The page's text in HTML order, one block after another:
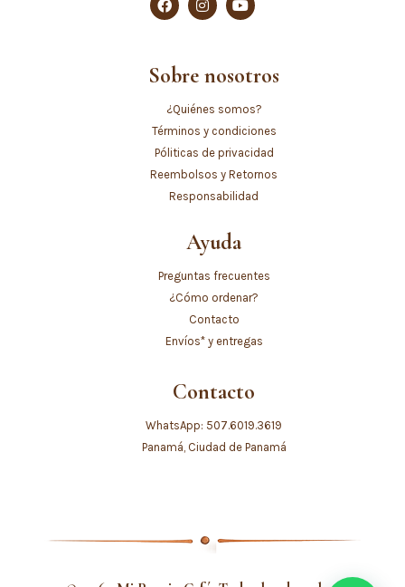
Sobre nosotros
¿Quiénes somos?
Términos y condiciones
Póliticas de privacidad
Reembolsos y Retornos
Responsabilidad
Ayuda
Preguntas frecuentes
¿Cómo ordenar?
Contacto
Envíos* y entregas
Contacto
WhatsApp: 507.6019.3619
Panamá, Ciudad de Panamá